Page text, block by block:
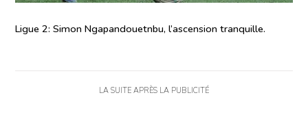
Ligue 2: Simon Ngapandouetnbu, l’ascension tranquille.
LA SUITE APRÈS LA PUBLICITÉ